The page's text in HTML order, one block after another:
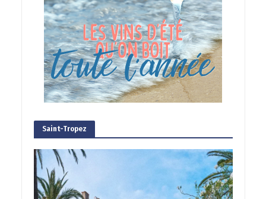
Saint-Tropez